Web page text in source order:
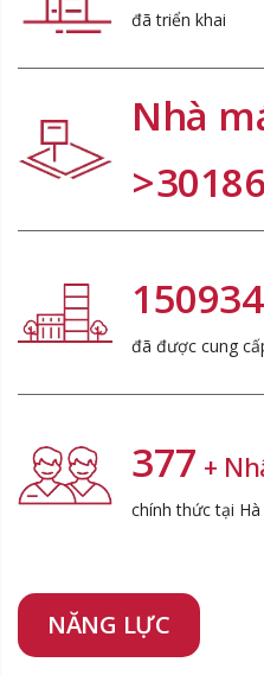
đã triển khai
Nhà
>39564
đã được cung
494 +
chính thức tại
NĂNG LỰC